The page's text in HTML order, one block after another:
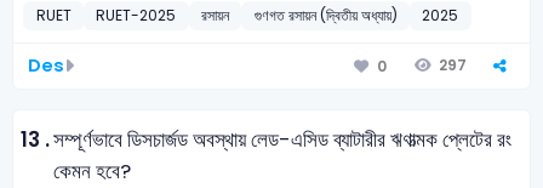
RUET RUET-2025 রসায়ন গুণগত রসায়ন (দ্বিতীয় অধ্যায়) 2025
Des 0 297
13 .সম্পূর্ণভাবে ডিসচার্জড অবস্থায় লেড-এসিড ব্যাটারীর ঋণাত্মক প্লেটের রং
কেমন হবে?